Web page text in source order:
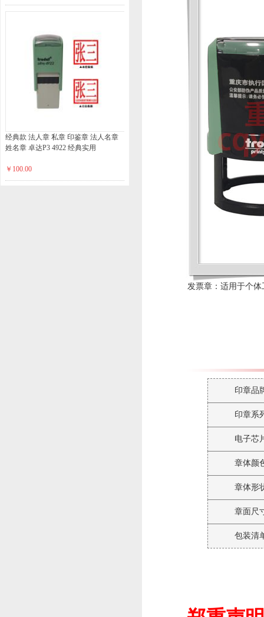
经典款 法人章 私章 印鉴章 法人名章
姓名章 卓达P3 4922 经典实用
￥100.00
发票章：适用于个
印章品
印章系
电子芯
章体颜
章体形
章面尺
包装清